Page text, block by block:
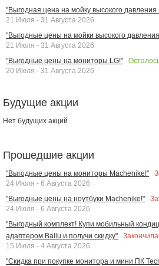
"Выгодная цена на мойку высокого давления
21 Июля - 31 Августа 2026
"Выгодные цены на мойки высокого
21 Июля - 31 Августа 2026
"Выгодные цены на мониторы LG!"
20 Июля - 31 Августа 2026
Будущие акции
Нет будущих акций
Прошедшие акции
"Выгодные цены на мониторы Machenike!"
24 Июля - 6 Августа 2026
"Выгодные цены на ноутбуки Machenike!"
24 Июля - 6 Августа 2026
"Выгодный комплект! Купи мобильный
адаптером Ballu и получи скидку"
15 Июля - 4 Августа 2026
"Скидка при покупке монитора и мини ПК